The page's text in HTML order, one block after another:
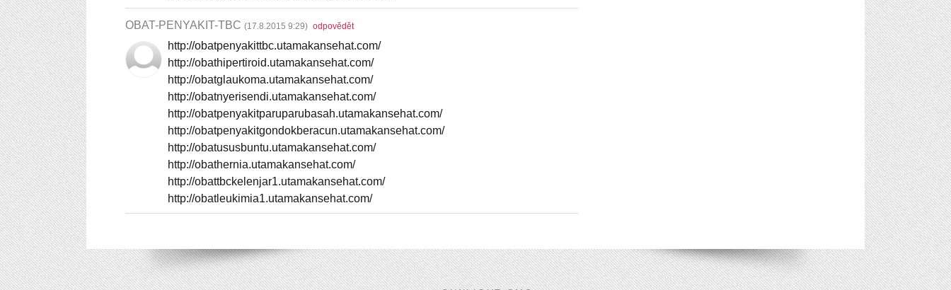
OBAT-PENYAKIT-TBC (17.8.2015 9:29) odpovědět
http://obatpenyakittbc.utamakansehat.com/
http://obathipertiroid.utamakansehat.com/
http://obatglaukoma.utamakansehat.com/
http://obatnyerisendi.utamakansehat.com/
http://obatpenyakitparuparubasah.utamakansehat.com/
http://obatpenyakitgondokberacun.utamakansehat.com/
http://obatususbuntu.utamakansehat.com/
http://obathernia.utamakansehat.com/
http://obattbckelenjar1.utamakansehat.com/
http://obatleukimia1.utamakansehat.com/